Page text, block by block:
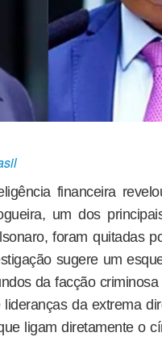
financeira
um dos
foram quitadas
sugere um
da facção
da extrema
ligam diretamente o